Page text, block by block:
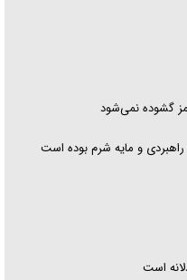
گشوده نمی‌شود
و مایه شرم بوده است
است